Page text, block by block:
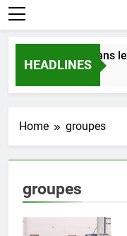
HEADLINES
l’amour dans
Ago
Home groupes
groupes